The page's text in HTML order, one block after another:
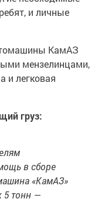
и личные
КамАЗ
мензелинцами,
и легковая
груз:
в сборе
«КамАЗ»
5 тонн —